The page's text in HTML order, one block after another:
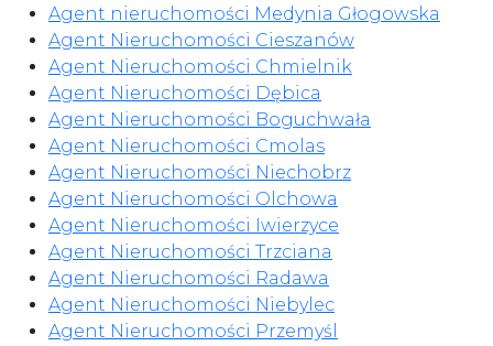
Agent nieruchomości Medynia Głogowska
Agent Nieruchomości Cieszanów
Agent Nieruchomości Chmielnik
Agent Nieruchomości Dębica
Agent Nieruchomości Boguchwała
Agent Nieruchomości Cmolas
Agent Nieruchomości Niechobrz
Agent Nieruchomości Olchowa
Agent Nieruchomości Iwierzyce
Agent Nieruchomości Trzciana
Agent Nieruchomości Radawa
Agent Nieruchomości Niebylec
Agent Nieruchomości Przemyśl